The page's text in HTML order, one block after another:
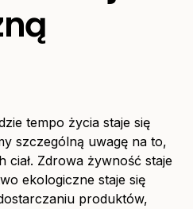
tempo życia staje się
szczególną uwagę na to,
ciał. Zdrowa żywność staje
ekologiczne staje się
produktów,